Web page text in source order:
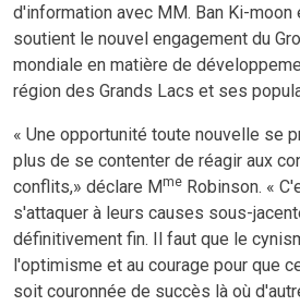
d'information avec MM. Ban Ki-moon
soutient le nouvel engagement du
mondiale en matière de
région des Grands Lacs et ses
« Une opportunité toute nouvelle se
plus de se contenter de réagir aux
conflits,» déclare Mme Robinson. «
s'attaquer à leurs causes sous-
définitivement fin. Il faut que le
l'optimisme et au courage pour que
soit couronnée de succès là où